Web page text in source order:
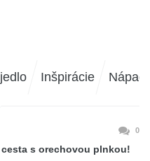
Inšpirácie
0
s orechovou plnkou!